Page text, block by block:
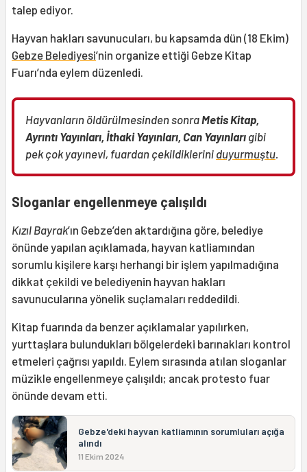
talep ediyor.
Hayvan hakları savunucuları, bu kapsamda dün (18 Ekim)
Gebze Belediyesi’nin organize ettiği Gebze Kitap
Fuarı’nda eylem düzenledi.
Hayvanların öldürülmesinden sonra Metis Kitap,
Ayrıntı Yayınları, İthaki Yayınları, Can Yayınları gibi
pek çok yayınevi, fuardan çekildiklerini duyurmuştu
Sloganlar engellenmeye çalışıldı
Kızıl Bayrak’ın Gebze’den aktardığına göre, belediye
önünde yapılan açıklamada, hayvan katliamından
sorumlu kişilere karşı herhangi bir işlem yapılmadığına
dikkat çekildi ve belediyenin hayvan hakları
savunucularına yönelik suçlamaları reddedildi.
Kitap fuarında da benzer açıklamalar yapılırken,
yurttaşlara bulundukları bölgelerdeki barınakları kontrol
etmeleri çağrısı yapıldı. Eylem sırasında atılan sloganlar
müzikle engellenmeye çalışıldı; ancak protesto fuar
önünde devam etti.
Gebze'deki hayvan katliamının sorumluları açığa
alındı
11 Ekim 2024